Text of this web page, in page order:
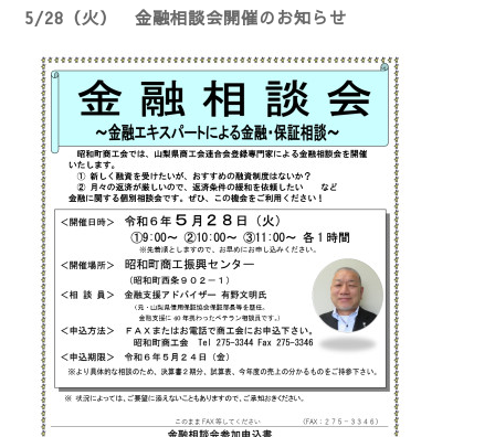
5/28（火） 金融相談会開催のお知らせ